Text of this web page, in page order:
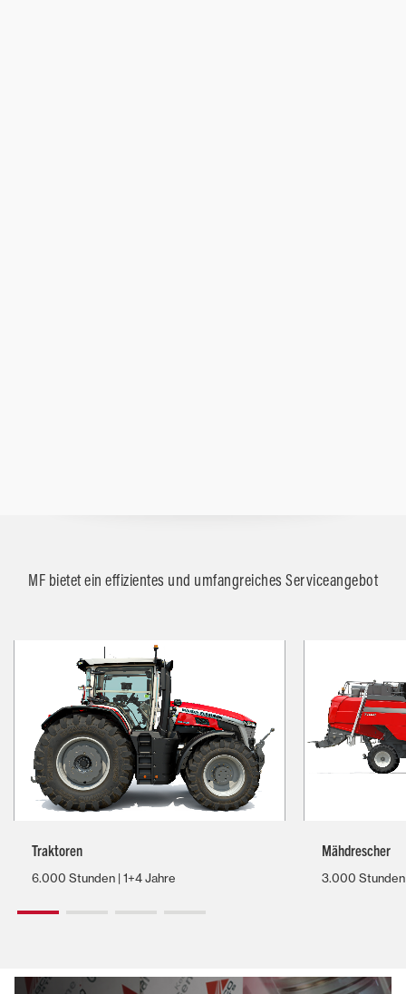
MF bietet ein effizientes und umfangreiches Serviceangebot
Traktoren
6.000 Stunden | 1+4 Jahre
Mähdrescher
3.000 Stunden